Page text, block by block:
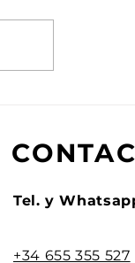
Tel. y
+34 655 355 527